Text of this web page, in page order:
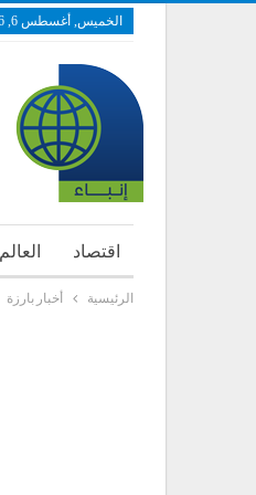
الخميس, أغسطس 6, 2026
اقتصاد العالم
الرئيسية أخبار بارزة